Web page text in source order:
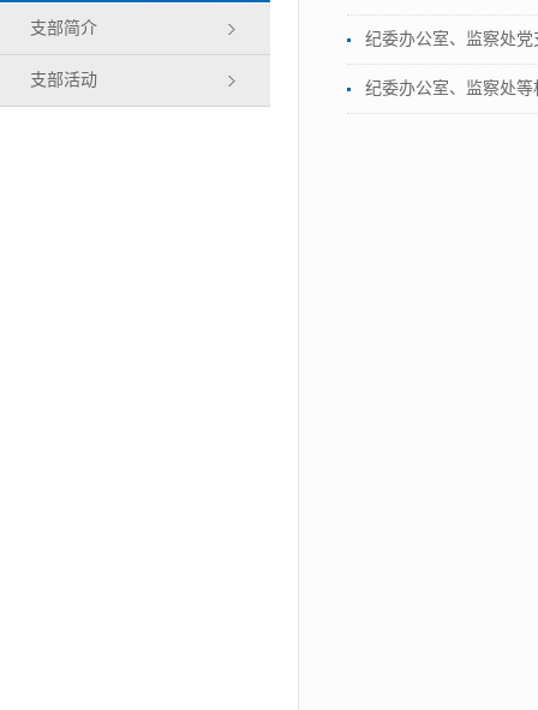
支部简介
支部活动
纪委办公室、监察处
纪委办公室、监察处